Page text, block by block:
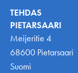
TEHDAS
PIETARSAARI
Meijeritie 4
68600 Pietarsaari
Suomi